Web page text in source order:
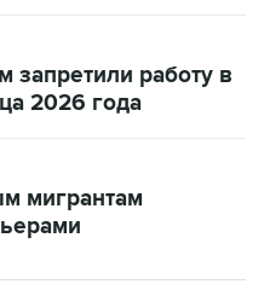
запретили работу в
2026 года
мигрантам